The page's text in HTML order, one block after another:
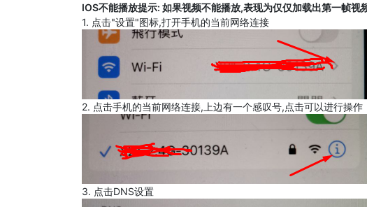
IOS不能播放提示: 如果视频不能播放,表现为仅仅加载出第一帧
1. 点击"设置"图标,打开手机的当前网络连接
2. 点击手机的当前网络连接,上边有一个感叹号,点击可以进行操作
3. 点击DNS设置